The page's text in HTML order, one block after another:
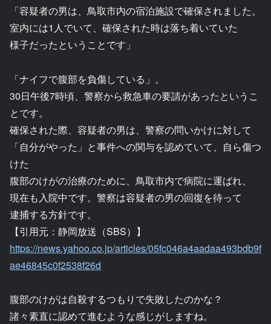
「容疑者の男は、鳥取市内の宿泊施設で確保されました。
室内には1人でいて、確保された時は落ち着いていた
様子だったということです」
「ナイフで腹部を負傷している」。
30日午後7時頃、警察から救急車の要請があったというこ
とです。
確保された際、容疑者の男は、警察の問いかけに対して
「自分がやった」と事件への関与を認めていて、自ら傷つ
けた
腹部のけがの治療のために、鳥取市内で病院に運ばれ、
現在も入院中です。警察は容疑者の男の回復を待って
逮捕する方針です。
【引用元：静岡放送（SBS）】
https://news.yahoo.co.jp/articles/05fc046a4aadaa493bdb9f
ae46845c0f2538f26d
腹部のけがは自殺するつもりで失敗したのかな？
諸々素直に認めて進むような感じがしますね。